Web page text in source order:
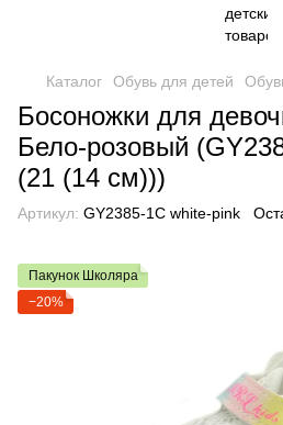
Каталог Обувь для детей
Босоножки для
Бело-розовый
(21 (14 см)))
Артикул: GY2385-1C white-pink
Пакунок Школяра
−20%